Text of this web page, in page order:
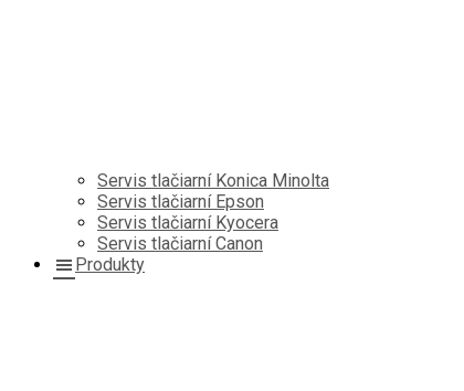
Servis tlačiarní Konica Minolta
Servis tlačiarní Epson
Servis tlačiarní Kyocera
Servis tlačiarní Canon
Produkty